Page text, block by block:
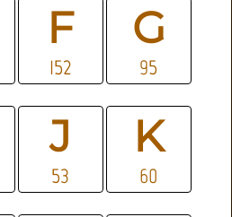
F
152
G
95
J
53
K
60